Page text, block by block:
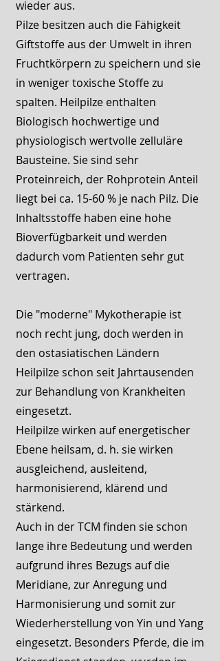
wieder aus.
Pilze besitzen auch die Fähigkeit
Giftstoffe aus der Umwelt in ihren
Fruchtkörpern zu speichern und sie
in weniger toxische Stoffe zu
spalten. Heilpilze enthalten
Biologisch hochwertige und
physiologisch wertvolle zelluläre
Bausteine. Sie sind sehr
Proteinreich, der Rohprotein Anteil
liegt bei ca. 15-60 % je nach Pilz. Die
Inhaltsstoffe haben eine hohe
Bioverfügbarkeit und werden
dadurch vom Patienten sehr gut
vertragen.
Die "moderne" Mykotherapie ist
noch recht jung, doch werden in
den ostasiatischen Ländern
Heilpilze schon seit Jahrtausenden
zur Behandlung von Krankheiten
eingesetzt.
Heilpilzewirken auf energetischer
Ebene heilsam, d. h. sie wirken
ausgleichend, ausleitend,
harmonisierend, klärend und
stärkend.
Auch in der TCM finden sie schon
lange ihre Bedeutung und werden
aufgrund ihres Bezugs auf die
Meridiane, zur Anregung und
Harmonisierung und somit zur
Wiederherstellung von Yin und Yang
eingesetzt. Besonders Pferde, die im